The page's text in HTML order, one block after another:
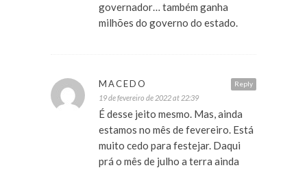
governador… também ganha
milhões do governo do estado.
Reply
MACEDO
19 de fevereiro de 2022 at 22:39
É desse jeito mesmo. Mas, ainda
estamos no mês de fevereiro. Está
muito cedo para festejar. Daqui
prá o mês de julho a terra ainda